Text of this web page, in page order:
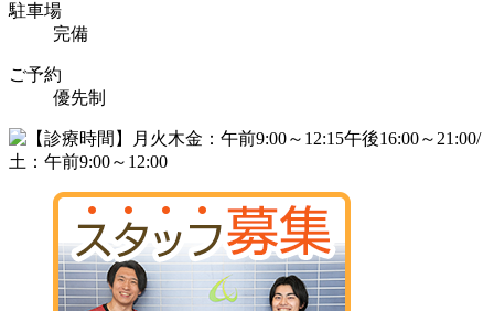
駐車場
完備
ご予約
優先制